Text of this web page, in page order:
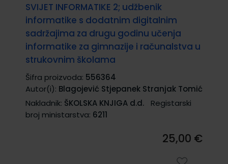
SVIJET INFORMATIKE 2; udžbenik
informatike s dodatnim digitalnim
sadržajima za drugu godinu učenja
informatike za gimnazije i računalstva u
strukovnim školama
Šifra proizvoda: 556364
Autor(i): Blagojević Stjepanek Stranjak Tomić
Nakladnik: ŠKOLSKA KNJIGA d.d.
Registarski
broj ministarstva: 6211
25,00 €